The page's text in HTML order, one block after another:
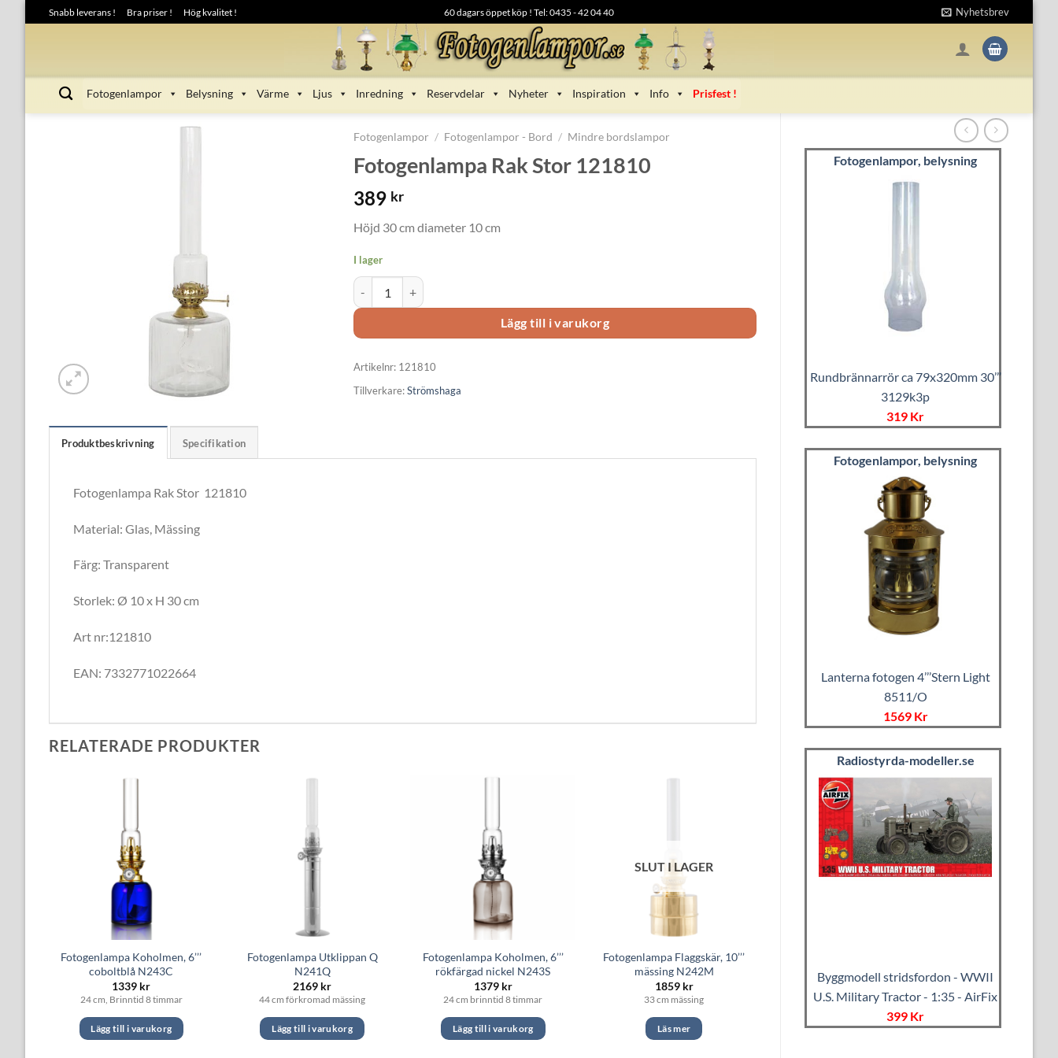
to
Snabb leverans ! Bra priser ! Hög kvalitet ! 60 dagars öppet köp ! Tel: 0435 - 42 04 40 Nyhetsbrev
Fotogenlampor Belysning Värme Ljus Inredning Reservdelar Nyheter Inspiration Info Prisfest !
Fotogenlampor, belysning
Rundbrännarrör ca 79x320mm 30’’’
3129k3p
319 Kr
Fotogenlampor, belysning
Lanterna fotogen 4’’’Stern Light
8511/O
1569 Kr
Radiostyrda-modeller.se
Byggmodell stridsfordon - WWII
U.S. Military Tractor - 1:35 - AirFix
399 Kr
Fotogenlampor / Fotogenlampor - Bord / Mindre bordslampor
Fotogenlampa Rak Stor 121810
389 kr
Höjd 30 cm diameter 10 cm
I lager
Fotogenlampa Rak Stor 121810 mängd
Lägg till i varukorg
Artikelnr: 121810
Tillverkare:Strömshaga
Produktbeskrivning Specifikation
Fotogenlampa Rak Stor 121810
Material: Glas, Mässing
Färg: Transparent
Storlek: Ø 10 x H 30 cm
Art nr:121810
EAN: 7332771022664
RELATERADE PRODUKTER
Fotogenlampa Koholmen, 6’’’
coboltblå N243C
1339 kr
24 cm, Brinntid 8 timmar
Lägg till i varukorg
Fotogenlampa Utklippan Q
N241Q
2169 kr
44 cm förkromad mässing
Lägg till i varukorg
Fotogenlampa Koholmen, 6’’’
rökfärgad nickel N243S
1379 kr
24 cm brinntid 8 timmar
Lägg till i varukorg
SLUT I LAGER
Fotogenlampa Flaggskär, 10’’’
mässing N242M
1859 kr
33 cm mässing
Läs mer